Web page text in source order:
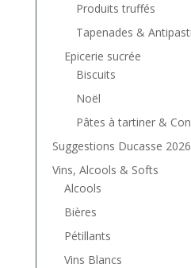
Produits truffés
Tapenades & Antipasti
Epicerie sucrée
Biscuits
Noël
Pâtes à tartiner &
Suggestions Ducasse 2026
Vins, Alcools & Softs
Alcools
Bières
Pétillants
Vins Blancs